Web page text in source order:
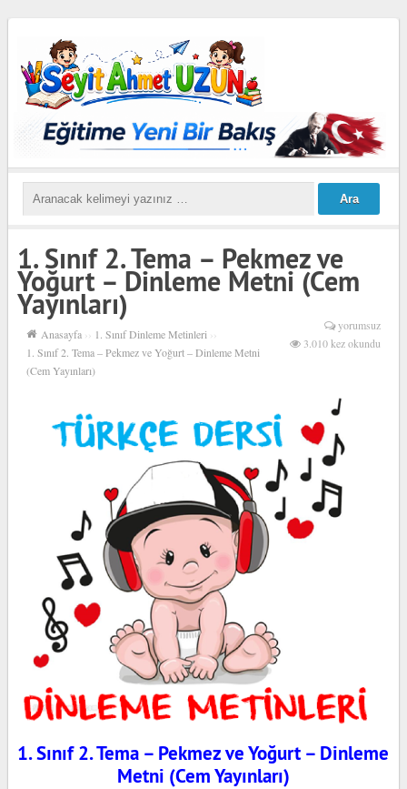
1. Sınıf 2. Tema – Pekmez ve
Yoğurt – Dinleme Metni (Cem
Yayınları)
Anasayfa ›› 1. Sınıf Dinleme Metinleri ››
1. Sınıf 2. Tema – Pekmez ve Yoğurt – Dinleme Metni
(Cem Yayınları)
yorumsuz
3.010 kez okundu
1. Sınıf 2. Tema – Pekmez ve Yoğurt – Dinleme
Metni (Cem Yayınları)